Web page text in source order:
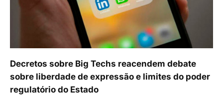
Decretos sobre Big Techs reacendem debate
sobre liberdade de expressão e limites do poder
regulatório do Estado